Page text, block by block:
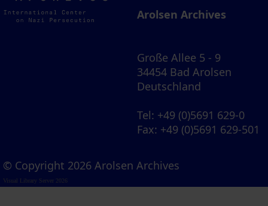
Arolsen Archives
Große Allee 5 - 9
34454 Bad Arolsen
Deutschland
Tel: +49 (0)5691 629-0
Fax: +49 (0)5691 629-501
© Copyright 2026 Arolsen Archives
Visual Library Server 2026